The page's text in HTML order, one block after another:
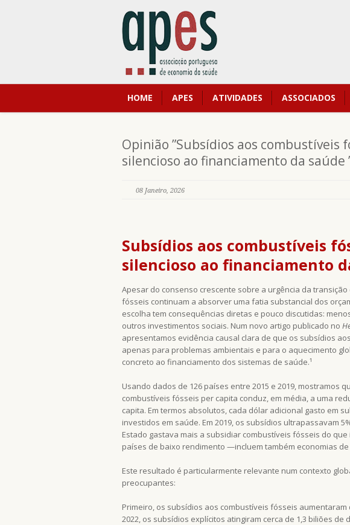
HOME APES ATIVIDADES ASSOCIADOS
Opinião ”Subsídios aos combustíveis
silencioso ao financiamento da saúde
08 Janeiro, 2026
Subsídios aos combustíveis
silencioso ao financiamento
Apesar do consenso crescente sobre a urgência da
fósseis continuam a absorver uma fatia substancial dos
escolha tem consequências diretas e pouco discutidas:
outros investimentos sociais. Num novo artigo publicado no
apresentamos evidência causal clara de que os subsídios
apenas para problemas ambientais e para o aquecimento
concreto ao financiamento dos sistemas de saúde.¹
Usando dados de 126 países entre 2015 e 2019, mostramos
combustíveis fósseis per capita conduz, em média, a uma
capita. Em termos absolutos, cada dólar adicional gasto em
investidos em saúde. Em 2019, os subsídios ultrapassavam
Estado gastava mais a subsidiar combustíveis fósseis do
países de baixo rendimento —incluem também economias
Este resultado é particularmente relevante num contexto
preocupantes:
Primeiro, os subsídios aos combustíveis fósseis
2022, os subsídios explícitos atingiram cerca de 1,3 biliões